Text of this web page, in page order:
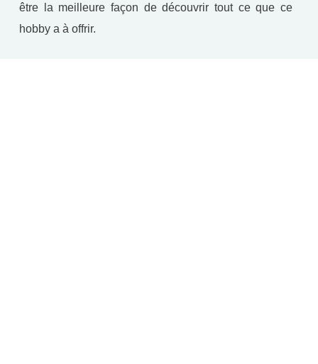
être la meilleure façon de découvrir tout ce que ce
hobby a à offrir.